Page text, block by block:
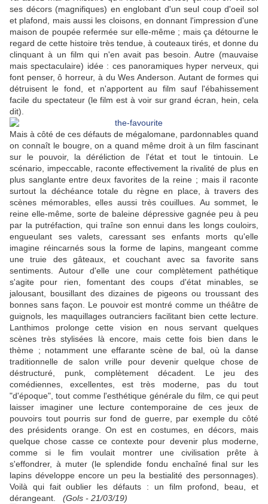
ses décors (magnifiques) en englobant d'un seul coup d'oeil sol
et plafond, mais aussi les cloisons, en donnant l'impression d'une
maison de poupée refermée sur elle-même ; mais ça détourne le
regard de cette histoire très tendue, à couteaux tirés, et donne du
clinquant à un film qui n'en avait pas besoin. Autre (mauvaise
mais spectaculaire) idée : ces panoramiques hyper nerveux, qui
font penser, ô horreur, à du Wes Anderson. Autant de formes qui
détruisent le fond, et n'apportent au film sauf l'ébahissement
facile du spectateur (le film est à voir sur grand écran, hein, cela
dit).
Mais à côté de ces défauts de mégalomane, pardonnables quand
on connaît le bougre, on a quand même droit à un film fascinant
sur le pouvoir, la déréliction de l'état et tout le tintouin. Le
scénario, impeccable, raconte effectivement la rivalité de plus en
plus sanglante entre deux favorites de la reine ; mais il raconte
surtout la déchéance totale du règne en place, à travers des
scènes mémorables, elles aussi très couillues. Au sommet, le
reine elle-même, sorte de baleine dépressive gagnée peu à peu
par la putréfaction, qui traîne son ennui dans les longs couloirs,
engueulant ses valets, caressant ses enfants morts qu'elle
imagine réincarnés sous la forme de lapins, mangeant comme
une truie des gâteaux, et couchant avec sa favorite sans
sentiments. Autour d'elle une cour complètement pathétique
s'agite pour rien, fomentant des coups d'état minables, se
jalousant, bousillant des dizaines de pigeons ou troussant des
bonnes sans façon. Le pouvoir est montré comme un théâtre de
guignols, les maquillages outranciers facilitant bien cette lecture.
Lanthimos prolonge cette vision en nous servant quelques
scènes très stylisées là encore, mais cette fois bien dans le
thème ; notamment une effarante scène de bal, où la danse
traditionnelle de salon vrille pour devenir quelque chose de
déstructuré, punk, complètement décadent. Le jeu des
comédiennes, excellentes, est très moderne, pas du tout
"d'époque", tout comme l'esthétique générale du film, ce qui peut
laisser imaginer une lecture contemporaine de ces jeux de
pouvoirs tout pourris sur fond de guerre, par exemple du côté
des présidents orange. On est en costumes, en décors, mais
quelque chose casse ce contexte pour devenir plus moderne,
comme si le fim voulait montrer une civilisation prête à
s'effondrer, à muter (le splendide fondu enchaîné final sur les
lapins développe encore un peu la bestialité des personnages).
Voilà qui fait oublier les défauts : un film profond, beau, et
dérangeant. (Gols - 21/03/19)